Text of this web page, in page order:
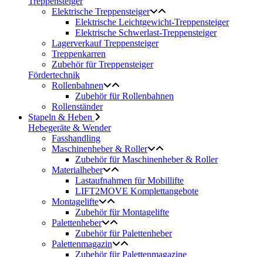
Elektrische Treppensteiger
Elektrische Leichtgewicht-Treppensteiger
Elektrische Schwerlast-Treppensteiger
Lagerverkauf Treppensteiger
Treppenkarren
Zubehör für Treppensteiger
Fördertechnik
Rollenbahnen
Zubehör für Rollenbahnen
Rollenständer
Stapeln & Heben
Hebegeräte & Wender
Fasshandling
Maschinenheber & Roller
Zubehör für Maschinenheber & Roller
Materialheber
Lastaufnahmen für Mobillifte
LIFT2MOVE Komplettangebote
Montagelifte
Zubehör für Montagelifte
Palettenheber
Zubehör für Palettenheber
Palettenmagazin
Zubehör für Palettenmagazine